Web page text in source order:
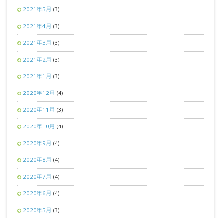
2021年5月 (3)
2021年4月 (3)
2021年3月 (3)
2021年2月 (3)
2021年1月 (3)
2020年12月 (4)
2020年11月 (3)
2020年10月 (4)
2020年9月 (4)
2020年8月 (4)
2020年7月 (4)
2020年6月 (4)
2020年5月 (3)